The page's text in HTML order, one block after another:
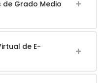
Grado Medio
de E-